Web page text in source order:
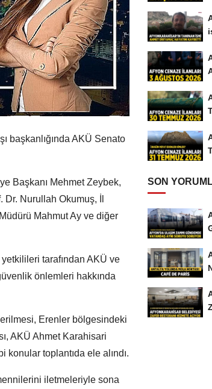
başkanlığında AKÜ Senato
Başkanı Mehmet Zeybek,
Nurullah Okumuş, İl
Mahmut Ay ve diğer
tarafından AKÜ ve
önlemleri hakkında
Erenler bölgesindeki
AKÜ Ahmet Karahisari
toplantıda ele alındı.
iletmeleriyle sona
SON